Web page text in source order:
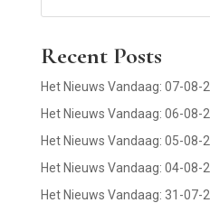
Recent Posts
Het Nieuws Vandaag: 07-08-
Het Nieuws Vandaag: 06-08-
Het Nieuws Vandaag: 05-08-
Het Nieuws Vandaag: 04-08-
Het Nieuws Vandaag: 31-07-